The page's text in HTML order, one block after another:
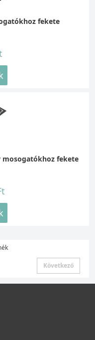
fekete
mosogatókhoz fekete
Következő